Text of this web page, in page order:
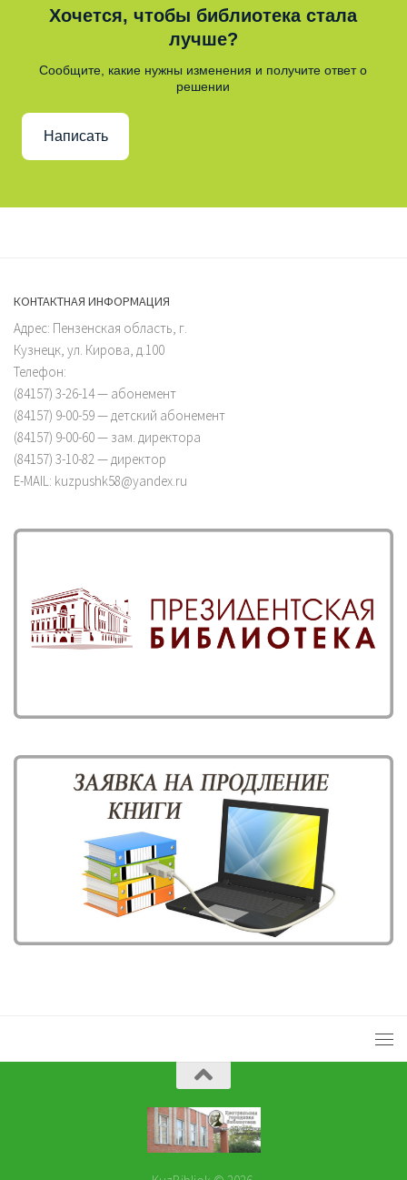
Хочется, чтобы библиотека стала
лучше?
Сообщите, какие нужны изменения и получите ответ о
решении
Написать
КОНТАКТНАЯ ИНФОРМАЦИЯ
Адрес: Пензенская область, г.
Кузнецк, ул. Кирова, д.100
Телефон:
(84157) 3-26-14 — абонемент
(84157) 9-00-59 — детский абонемент
(84157) 9-00-60 — зам. директора
(84157) 3-10-82 — директор
E-MAIL: kuzpushk58@yandex.ru